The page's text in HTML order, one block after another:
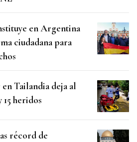
en Argentina
ciudadana para
Tailandia deja al
heridos
récord de